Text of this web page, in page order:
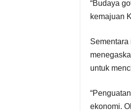
“Budaya
kemajuan
Sementara
untuk
ekonomi.